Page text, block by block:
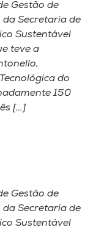
Gestão de
da Secretaria de
Sustentável
teve a
do
150
[…]
Gestão de
da Secretaria de
Sustentável